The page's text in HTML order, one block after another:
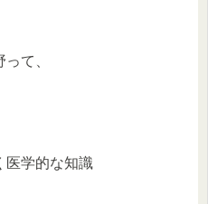
て、
医学的な知識